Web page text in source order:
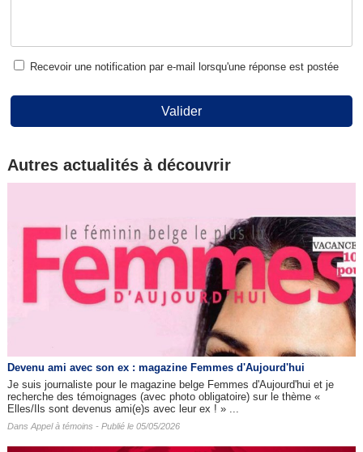
Recevoir une notification par e-mail lorsqu'une réponse est postée
Valider
Autres actualités à découvrir
Devenu ami avec son ex : magazine Femmes d'Aujourd'hui
Je suis journaliste pour le magazine belge Femmes d'Aujourd'hui et je
recherche des témoignages (avec photo obligatoire) sur le thème «
Elles/Ils sont devenus ami(e)s avec leur ex ! » ...
Dans Appel à témoins - Publié le 05/05/2026